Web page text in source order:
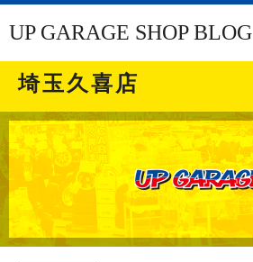
UP GARAGE SHOP BLOG
埼玉久喜店